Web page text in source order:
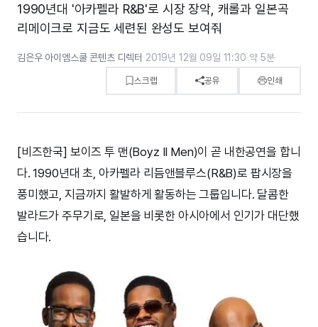
1990년대 '아카펠라 R&B'로 시장 장악, 캐롤과 일본곡
리메이크로 지금도 세련된 완성도 보여줘
김은우 아이엠스쿨 콘텐츠 디렉터 ·2019년 12월 09일 11:30·약 5분
스크랩 공유 인쇄
[비즈한국] 보이즈 투 맨(Boyz II Men)이 곧 내한공연을 합니
다. 1990년대 초, 아카펠라 리듬앤블루스(R&B)로 팝시장을
풍미했고, 지금까지 활발하게 활동하는 그룹입니다. 달콤한
발라드가 주무기로, 일본을 비롯한 아시아에서 인기가 대단했
습니다.